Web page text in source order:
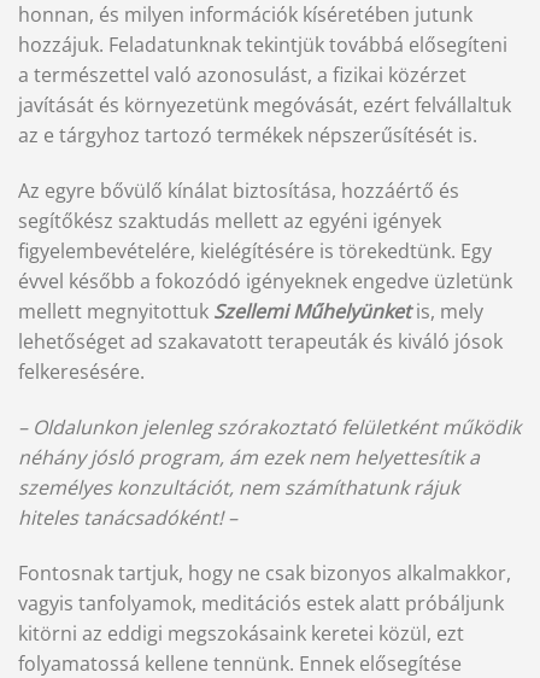
honnan, és milyen információk kíséretében jutunk
hozzájuk. Feladatunknak tekintjük továbbá elősegíteni
a természettel való azonosulást, a fizikai közérzet
javítását és környezetünk megóvását, ezért felvállaltuk
az e tárgyhoz tartozó termékek népszerűsítését is.
Az egyre bővülő kínálat biztosítása, hozzáértő és
segítőkész szaktudás mellett az egyéni igények
figyelembevételére, kielégítésére is törekedtünk. Egy
évvel később a fokozódó igényeknek engedve üzletünk
mellett megnyitottuk Szellemi Műhelyünketis, mely
lehetőséget ad szakavatott terapeuták és kiváló jósok
felkeresésére.
– Oldalunkon jelenleg szórakoztató felületként működik
néhány jósló program, ám ezek nem helyettesítik a
személyes konzultációt, nem számíthatunk rájuk
hiteles tanácsadóként! –
Fontosnak tartjuk, hogy ne csak bizonyos alkalmakkor,
vagyis tanfolyamok, meditációs estek alatt próbáljunk
kitörni az eddigi megszokásaink keretei közül, ezt
folyamatossá kellene tennünk. Ennek elősegítése